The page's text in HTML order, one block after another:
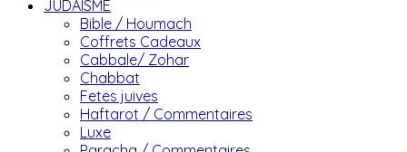
JUDAISME
Bible / Houmach
Coffrets Cadeaux
Cabbale/ Zohar
Chabbat
Fetes juives
Haftarot / Commentaires
Luxe